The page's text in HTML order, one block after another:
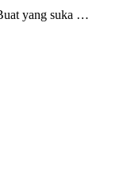
yang suka …